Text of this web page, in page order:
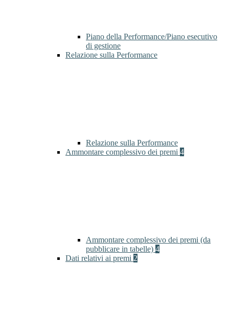
Piano della Performance/Piano esecutivo
di gestione
Relazione sulla Performance
Relazione sulla Performance
Ammontare complessivo dei premi 4
Ammontare complessivo dei premi (da
pubblicare in tabelle) 4
Dati relativi ai premi 2